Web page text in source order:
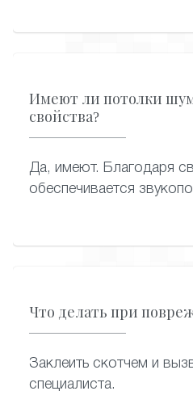
Имеют ли потолки
свойства?
Да, имеют. Благодаря
обеспечивается
Что делать при
Заклеить скотчем и
специалиста.